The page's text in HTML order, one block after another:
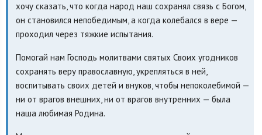
хочу сказать, что когда народ наш сохранял связь с Богом,
он становился непобедимым, а когда колебался в вере —
проходил через тяжкие испытания.
Помогай нам Господь молитвами святых Своих угодников
сохранять веру православную, укрепляться в ней,
воспитывать своих детей и внуков, чтобы непоколебимой —
ни от врагов внешних, ни от врагов внутренних — была
наша любимая Родина.